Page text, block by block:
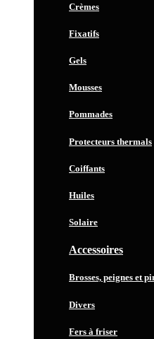
Crèmes
Fixatifs
Gels
Mousses
Pommades
Protecteurs thermals
Coiffants
Huiles
Solaire
Accessoires
Brosses, peignes et
Divers
Fers à friser